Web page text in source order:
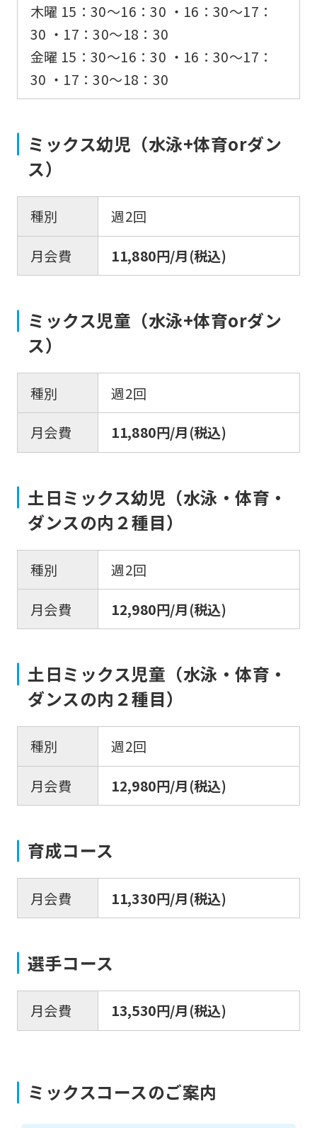
木曜 15：30〜16：30 ・16：30〜17：
30 ・17：30〜18：30
金曜 15：30〜16：30 ・16：30〜17：
30 ・17：30〜18：30
ミックス幼児（水泳+体育orダン
ス）
種別
週2回
月会費
11,880円/月(税込)
ミックス児童（水泳+体育orダン
ス）
種別
週2回
月会費
11,880円/月(税込)
土日ミックス幼児（水泳・体育・
ダンスの内２種目）
種別
週2回
月会費
12,980円/月(税込)
土日ミックス児童（水泳・体育・
ダンスの内２種目）
種別
週2回
月会費
12,980円/月(税込)
育成コース
月会費 11,330円/月(税込)
選手コース
月会費 13,530円/月(税込)
ミックスコースのご案内
For
website
is
automatically
into
Click
link
below
translation)
to
return
top
However,
if
you
use
automatic
translation
version
of
be
translated
it
may